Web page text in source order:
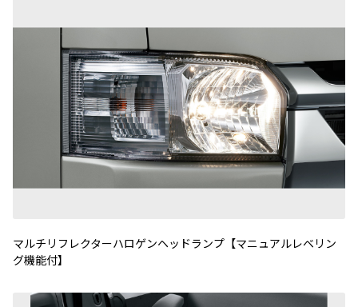
マルチリフレクターハロゲンヘッドランプ【マニュアルレベリン
グ機能付】